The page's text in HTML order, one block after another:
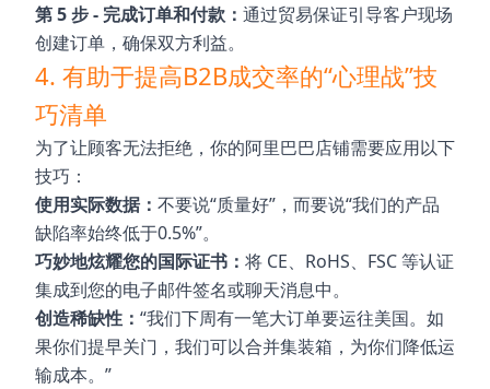
第 5 步 - 完成订单和付款： 通过贸易保证引导客户现场
创建订单，确保双方利益。
4. 有助于提高B2B成交率的“心理战”技
巧清单
为了让顾客无法拒绝，你的阿里巴巴店铺需要应用以下
技巧：
使用实际数据： 不要说“质量好”，而要说“我们的产品
缺陷率始终低于0.5%”。
巧妙地炫耀您的国际证书： 将 CE、RoHS、FSC 等认证
集成到您的电子邮件签名或聊天消息中。
创造稀缺性： “我们下周有一笔大订单要运往美国。如
果你们提早关门，我们可以合并集装箱，为你们降低运
输成本。”